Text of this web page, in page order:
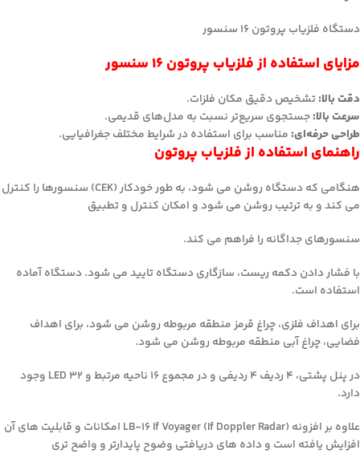
دستگاه فلزیاب پروتون ۱۶ سنسور
مزایای استفاده از فلزیاب پروتون ۱۶ سنسور
دقت بالا:تشخیص دقیق مکان فلزات.
سرعت بالا:جستجوی سریع‌تر نسبت به مدل‌های قدیمی.
طراحی حرفه‌ای: مناسب برای استفاده در شرایط مختلف جغرافیایی.
راهنمای استفاده از فلزیاب پروتون
هنگامی که دستگاه روشن می شود، به طور خودکار (CEK) سنسورها را کنترل
می کند و به ترتیب روشن می شود و امکان کنترل و تطبیق
سنسورهای جداگانه را فراهم می کند.
با فشار دادن دکمه ریست، سازگاری دستگاه تایید می شود. دستگاه آماده
استفاده است.
برای اهداف فلزی، چراغ قرمز منطقه مربوطه روشن می شود، برای اهداف
فضایی، چراغ آبی منطقه مربوطه روشن می شود.
در پنل پشتی، 4 ردیف 4 ردیفی و در مجموع 16 ناحیه مرتبط و 32 LED وجود
دارد.
علاوه بر افزونه LB-16 If Voyager (If Doppler Radar) امکانات و قابلیت های آن
افزایش یافته است و داده های دریافتی وضوح پایدارتر و واضح تری